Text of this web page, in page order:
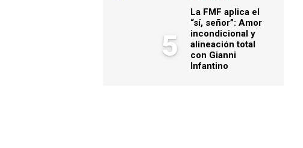
5
La FMF aplica el
“sí, señor”: Amor
incondicional y
alineación total
con Gianni
Infantino